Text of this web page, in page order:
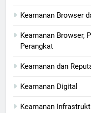
Keamanan Browser
Keamanan Browser,
Perangkat
Keamanan dan
Keamanan Digital
Keamanan